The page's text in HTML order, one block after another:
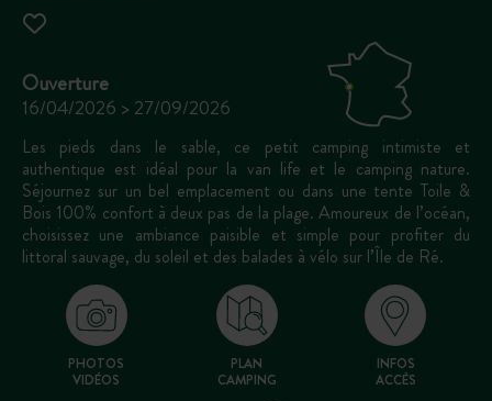
Ouverture
16/04/2026 > 27/09/2026
Les pieds dans le sable, ce petit camping intimiste et
authentique est idéal pour la van life et le camping nature.
Séjournez sur un bel emplacement ou dans une tente Toile &
Bois 100% confort à deux pas de la plage. Amoureux de l’océan,
choisissez une ambiance paisible et simple pour profiter du
littoral sauvage, du soleil et des balades à vélo sur l’Île de Ré.
PHOTOS
VIDÉOS
PLAN
CAMPING
INFOS
ACCÈS